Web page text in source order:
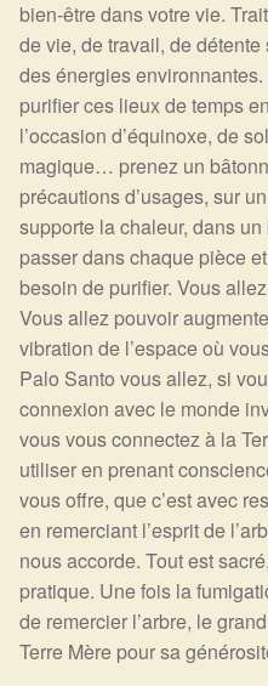
bien-être dans votre vie.
de vie, de travail, de
des énergies
purifier ces lieux de temps
l’occasion d’équinoxe, de
magique… prenez un
précautions d’usages, sur
supporte la chaleur, dans
passer dans chaque pièce
besoin de purifier. Vous
Vous allez pouvoir
vibration de l’espace où
Palo Santo vous allez, si
connexion avec le monde
vous vous connectez à la
utiliser en prenant
vous offre, que c’est avec
en remerciant l’esprit de
nous accorde. Tout est
pratique. Une fois la
de remercier l’arbre, le
Terre Mère pour sa